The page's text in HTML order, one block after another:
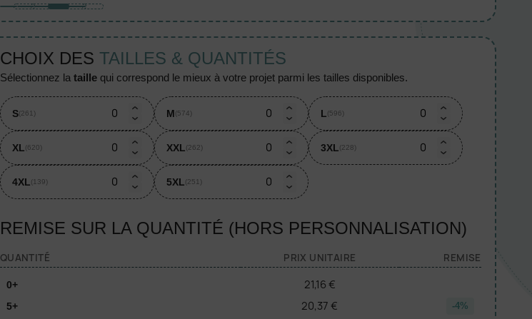
CHOIX DES TAILLES & QUANTITÉS
sélectionnez la taillequi correspond le mieux à votre projet parmi les tailles disponibles.
S(261) M(574) L(596)
XL(620) XXL(262) 3XL(228)
4XL(139) 5XL(251)
REMISE SUR LA QUANTITÉ (HORS PERSONNALISATION)
QUANTITÉ PRIX UNITAIRE REMISE
0+ 21,16 €
5+ 20,37 € -4%